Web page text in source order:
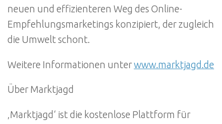
neuen und effizienteren Weg des Online-
Empfehlungsmarketings konzipiert, der zugleich
die Umwelt schont.
Weitere Informationen unterwww.marktjagd.de
Über Marktjagd
‚Marktjagd‘ ist die kostenlose Plattform für